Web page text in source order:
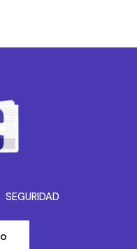
SEGURIDAD